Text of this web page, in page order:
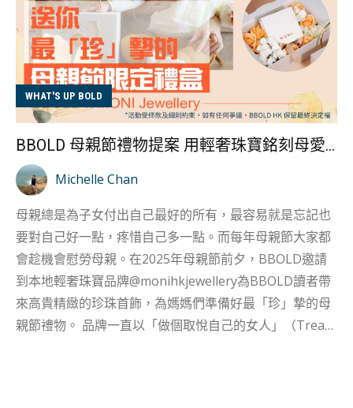
WHAT'S UP BOLD
BBOLD 母親節禮物提案 用輕奢珠寶銘刻母愛之美
Michelle Chan
母親總是為子女付出自己最好的所有，最容易就是忘記也
要對自己好一點，疼惜自己多一點。而每年母親節大家都
會趁機會慰勞母親。在2025年母親節前夕，BBOLD邀請
到本地輕奢珠寶品牌@monihkjewellery為BBOLD讀者帶
來高貴精緻的珍珠首飾，為媽媽們準備好最「珍」摯的母
親節禮物。 品牌一直以「做個取悅自己的女人」（Treat